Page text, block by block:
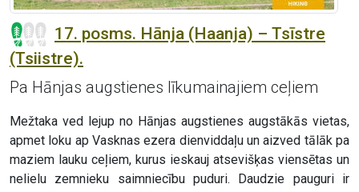
17. posms. Hānja (Haanja) – Tsīstre
(Tsiistre).
Pa Hānjas augstienes līkumainajiem ceļiem
Mežtaka ved lejup no Hānjas augstienes augstākās vietas,
apmet loku ap Vasknas ezera dienviddaļu un aizved tālāk pa
maziem lauku ceļiem, kurus ieskauj atsevišķas viensētas un
nelielu zemnieku saimniecību puduri. Daudzie pauguri ir